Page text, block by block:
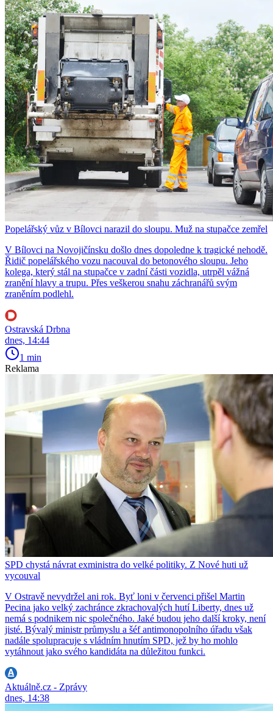
Popelářský vůz v Bílovci narazil do sloupu. Muž na stupačce zemřel
V Bílovci na Novojičínsku došlo dnes dopoledne k tragické nehodě.
Řidič popelářského vozu nacouval do betonového sloupu. Jeho
kolega, který stál na stupačce v zadní části vozidla, utrpěl vážná
zranění hlavy a trupu. Přes veškerou snahu záchranářů svým
zraněním podlehl.
Ostravská Drbna
dnes, 14:44
1 min
Reklama
SPD chystá návrat exministra do velké politiky. Z Nové huti už
vycouval
V Ostravě nevydržel ani rok. Byť loni v červenci přišel Martin
Pecina jako velký zachránce zkrachovalých hutí Liberty, dnes už
nemá s podnikem nic společného. Jaké budou jeho další kroky, není
jisté. Bývalý ministr průmyslu a šéf antimonopolního úřadu však
nadále spolupracuje s vládním hnutím SPD, jež by ho mohlo
vytáhnout jako svého kandidáta na důležitou funkci.
Aktuálně.cz - Zprávy
dnes, 14:38